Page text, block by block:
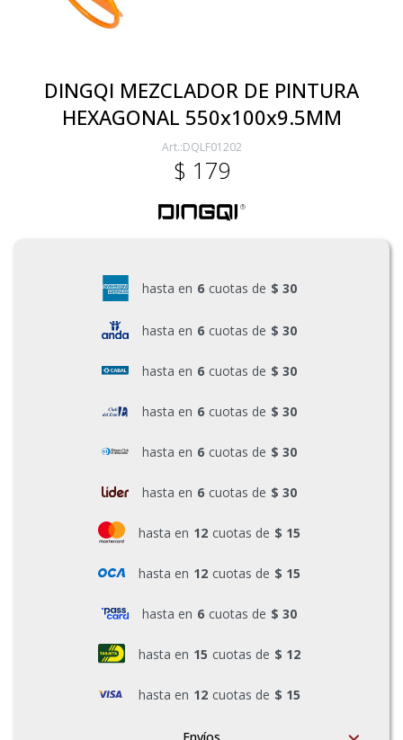
DINGQI MEZCLADOR DE PINTURA
HEXAGONAL 550x100x9.5MM
DQLF01202
$ 179
hasta en 6 cuotas de $ 30
hasta en 6 cuotas de $ 30
hasta en 6 cuotas de $ 30
hasta en 6 cuotas de $ 30
hasta en 6 cuotas de $ 30
hasta en 6 cuotas de $ 30
hasta en 12 cuotas de $ 15
hasta en 12 cuotas de $ 15
hasta en 6 cuotas de $ 30
hasta en 15 cuotas de $ 12
hasta en 12 cuotas de $ 15
Envíos
Ferretería
Herramientas Eléctrica y Batería
Piscinas e Inflables